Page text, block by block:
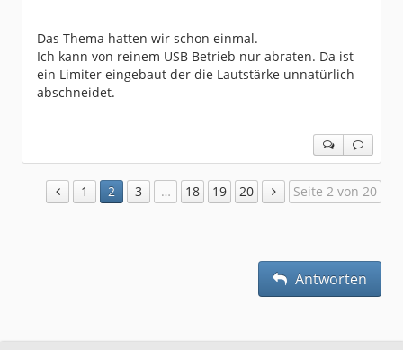
Das Thema hatten wir schon einmal.
Ich kann von reinem USB Betrieb nur abraten. Da ist
ein Limiter eingebaut der die Lautstärke unnatürlich
abschneidet.
1 2 3 … 18 19 20 Seite 2 von 20
Antworten